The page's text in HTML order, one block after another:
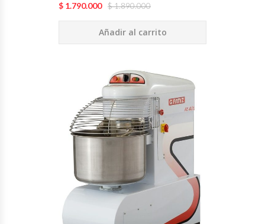
Vitrinas Carniceras
Vitrinas Refrigeradas
$1.890.000
$ 1.790.000
Añadir al carrito